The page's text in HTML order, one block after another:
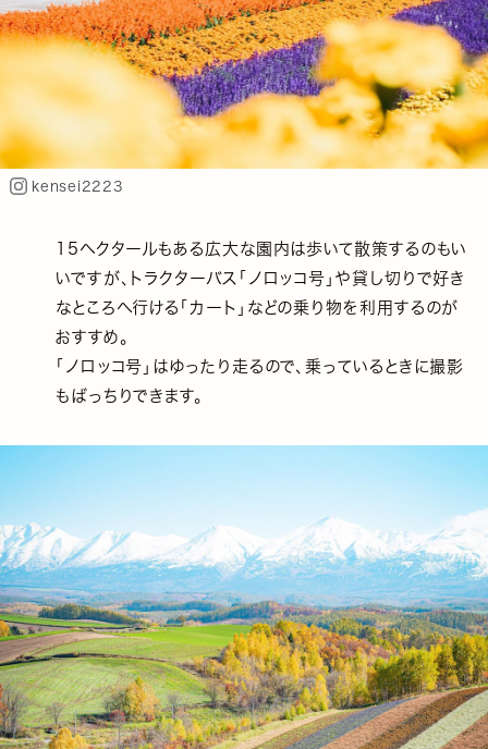
kensei2223
15ヘクタールもある広大な園内は歩いて散策するのもい
いですが、トラクターバス「ノロッコ号」や貸し切りで好き
なところへ行ける「カート」などの乗り物を利用するのが
おすすめ。
「ノロッコ号」はゆったり走るので、乗っているときに撮影
もばっちりできます。